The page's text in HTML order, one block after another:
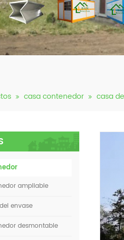
casa contenedor casa
ampliable
envase
desmontable